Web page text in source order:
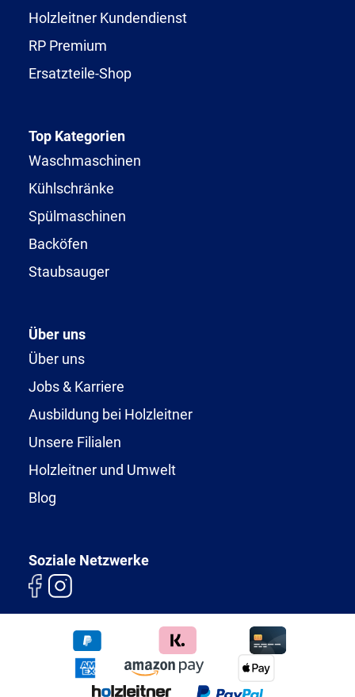
Holzleitner Kundendienst
RP Premium
Ersatzteile-Shop
Top Kategorien
Waschmaschinen
Kühlschränke
Spülmaschinen
Backöfen
Staubsauger
Über uns
Über uns
Jobs & Karriere
Ausbildung bei Holzleitner
Unsere Filialen
Holzleitner und Umwelt
Blog
Soziale Netzwerke